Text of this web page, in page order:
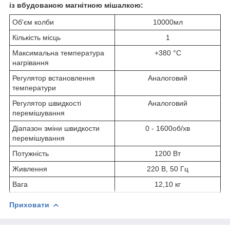
із вбудованою магнітною мішалкою:
Об'єм колби
10000мл
Кількість місць
1
Максимальна температура
нагрівання
+380 °С
Регулятор встановлення
температури
Аналоговий
Регулятор швидкості
перемішування
Аналоговий
Діапазон зміни швидкости
перемішування
0 - 1600об/хв
Потужність
1200 Вт
Живлення
220 В, 50 Гц
Вага
12,10 кг
Приховати